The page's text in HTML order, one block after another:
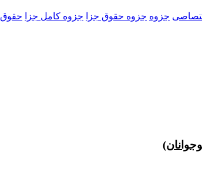
جزوه جزوه حقوق جزا جزوه کامل جزا حقوق